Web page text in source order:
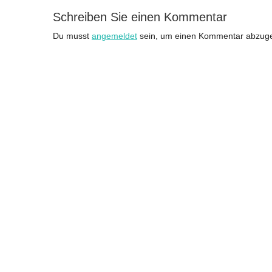
Schreiben Sie einen Kommentar
Du musst angemeldet sein, um einen Kommentar